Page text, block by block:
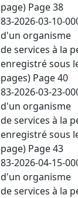
page) Page 38
83-2026-03-10-
d'un organisme
de services à la
enregistré sous
pages) Page 40
83-2026-03-23-
d'un organisme
de services à la
enregistré sous
page) Page 43
83-2026-04-15-
d'un organisme
de services à la